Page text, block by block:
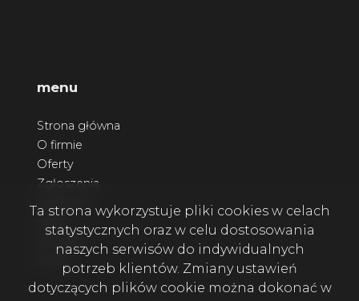
menu
Strona główna
O firmie
Oferty
Zgłoszenia
Kontakt
Ta strona wykorzystuje pliki cookies w celach
statystycznych oraz w celu dostosowania
naszych serwisów do indywidualnych
potrzeb klientów. Zmiany ustawień
dotyczących plików cookie można dokonać w